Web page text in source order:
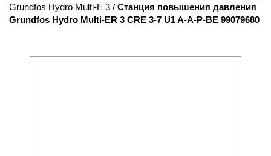
Grundfos Hydro Multi-E 3 / Станция повышения давления
Grundfos Hydro Multi-ER 3 CRE 3-7 U1 A-A-P-BE 99079680